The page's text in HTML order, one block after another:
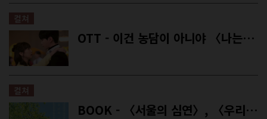
컬쳐
OTT - 이건 농담이 아니야 〈나는 대놓고 신데렐라를 꿈꾼다〉
컬쳐
BOOK - 〈서울의 심연〉, 〈우리의 여름에게〉